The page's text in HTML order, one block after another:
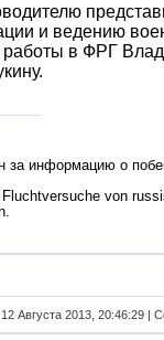
и ведению
в ФРГ
за информацию о
von
Августа 2013, 20:46:29 |